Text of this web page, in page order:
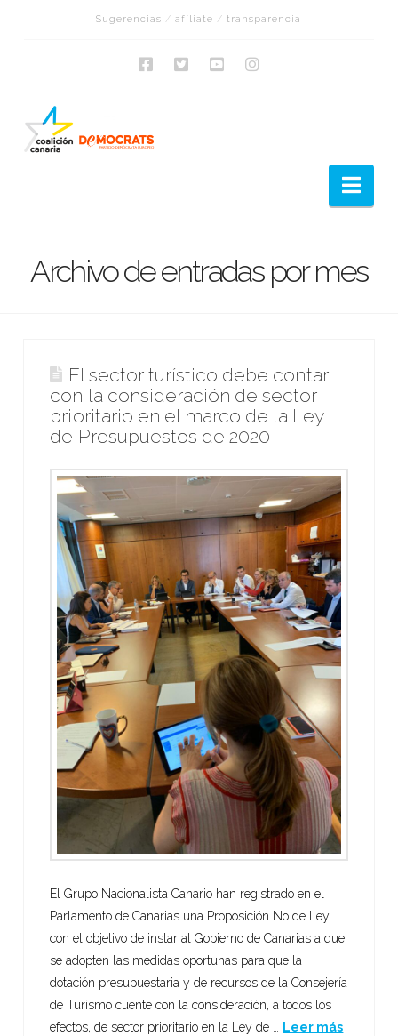
Sugerencias /afíliate /transparencia
Archivo de entradas por mes
El sector turístico debe contar
con la consideración de sector
prioritario en el marco de la Ley
de Presupuestos de 2020
El Grupo Nacionalista Canario han registrado en el
Parlamento de Canarias una Proposición No de Ley
con el objetivo de instar al Gobierno de Canarias a que
se adopten las medidas oportunas para que la
dotación presupuestaria y de recursos de la Consejería
de Turismo cuente con la consideración, a todos los
efectos, de sector prioritario en la Ley de …
Leer más